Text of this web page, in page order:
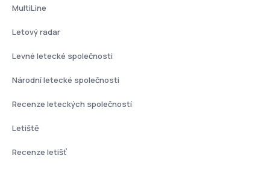
MultiLine
Letový radar
Levné letecké společnosti
Národní letecké společnosti
Recenze leteckých společností
Letiště
Recenze letišť